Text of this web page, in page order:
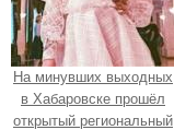
На минувших выходных
в Хабаровске прошёл
открытый региональный